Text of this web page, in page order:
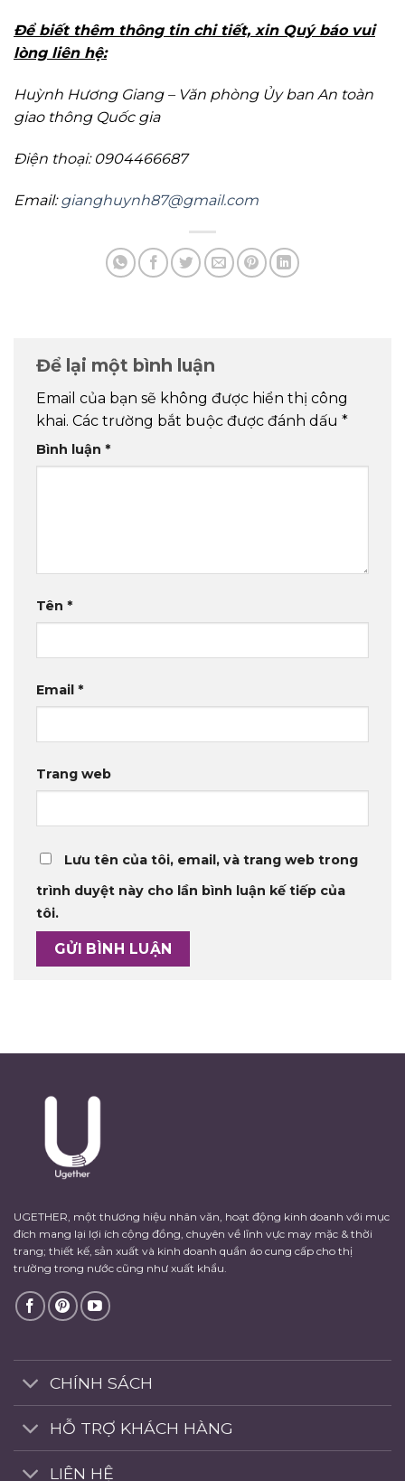
Để biết thêm thông tin chi tiết, xin Quý báo vui
lòng liên hệ:
Huỳnh Hương Giang – Văn phòng Ủy ban An toàn
giao thông Quốc gia
Điện thoại: 0904466687
Email:gianghuynh87@gmail.com
Để lại một bình luận
Email của bạn sẽ không được hiển thị công
khai. Các trường bắt buộc được đánh dấu *
Bình luận *
Tên *
Email *
Trang web
Lưu tên của tôi, email, và trang web trong
trình duyệt này cho lần bình luận kế tiếp của
tôi.
UGETHER, một thương hiệu nhân văn, hoạt động kinh doanh với mục
đích mang lại lợi ích cộng đồng, chuyên về lĩnh vực may mặc & thời
trang; thiết kế, sản xuất và kinh doanh quần áo cung cấp cho thị
trường trong nước cũng như xuất khẩu.
CHÍNH SÁCH
HỖ TRỢ KHÁCH HÀNG
LIÊN HỆ